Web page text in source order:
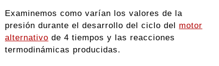
Examinemos como varían los valores de la
presión durante el desarrollo del ciclo del motor
alternativo de 4 tiempos y las reacciones
termodinámicas producidas.